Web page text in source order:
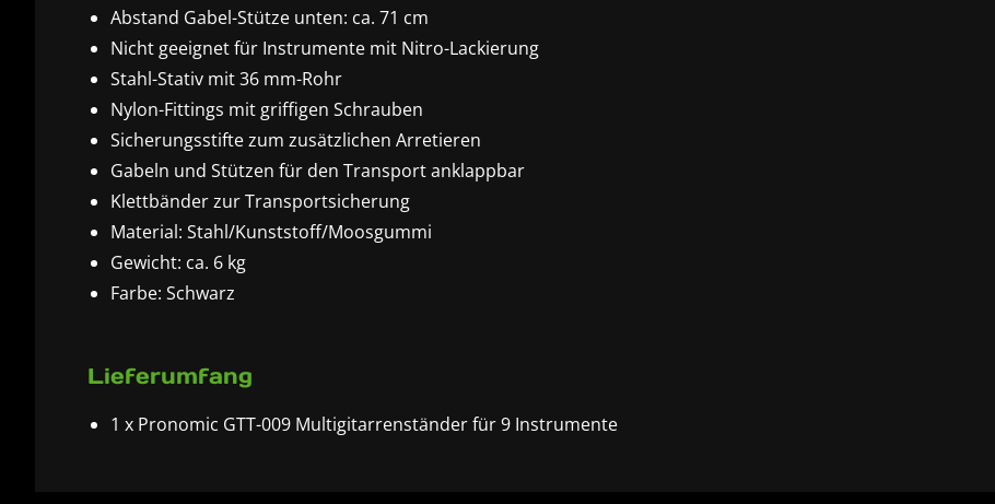
Abstand Gabel-Stütze unten: ca. 71 cm
Nicht geeignet für Instrumente mit Nitro-Lackierung
Stahl-Stativ mit 36 mm-Rohr
Nylon-Fittings mit griffigen Schrauben
Sicherungsstifte zum zusätzlichen Arretieren
Gabeln und Stützen für den Transport anklappbar
Klettbänder zur Transportsicherung
Material: Stahl/Kunststoff/Moosgummi
Gewicht: ca. 6 kg
Farbe: Schwarz
Lieferumfang
1 x Pronomic GTT-009 Multigitarrenständer für 9 Instrumente